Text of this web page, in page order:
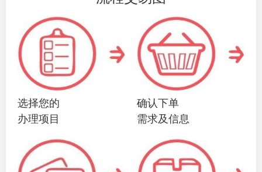
选择您的
办理项目
确认下单
需求及信息